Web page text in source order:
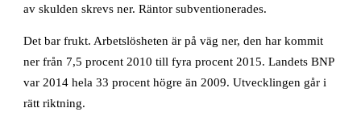
av skulden skrevs ner. Räntor subventionerades.
Det bar frukt. Arbetslösheten är på väg ner, den har kommit
ner från 7,5 procent 2010 till fyra procent 2015. Landets BNP
var 2014 hela 33 procent högre än 2009. Utvecklingen går i
rätt riktning.